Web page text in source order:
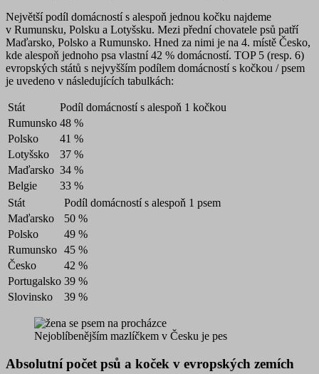
Největší podíl domácností s alespoň jednou kočku najdeme
v Rumunsku, Polsku a Lotyšsku. Mezi přední chovatele psů patří
Maďarsko, Polsko a Rumunsko. Hned za nimi je na 4. místě Česko,
kde alespoň jednoho psa vlastní 42 % domácností. TOP 5 (resp. 6)
evropských států s nejvyšším podílem domácností s kočkou / psem
je uvedeno v následujících tabulkách:
Stát
Podíl domácností s alespoň 1 kočkou
Rumunsko 48 %
Polsko
41 %
Lotyšsko
37 %
Maďarsko 34 %
Belgie
33 %
Stát
Podíl domácností s alespoň 1 psem
Maďarsko
50 %
Polsko
49 %
Rumunsko 45 %
Česko
42 %
Portugalsko 39 %
Slovinsko
39 %
Nejoblíbenějším mazlíčkem v Česku je pes
Absolutní počet psů a koček v evropských zemích